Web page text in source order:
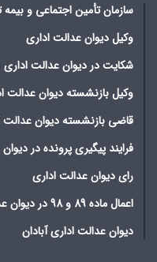
سازمان تأمین اجتماعی و
وکیل دیوان عدالت اداری
شکایت در دیوان عدالت اداری
وکیل بازنشسته دیوان عدالت
قاضی بازنشسته دیوان عدالت
فرایند پیگیری پرونده در
رای دیوان عدالت اداری
اعمال ماده 89 و 98 در دیوان عدالت اداری
دیوان عدالت اداری آبادان